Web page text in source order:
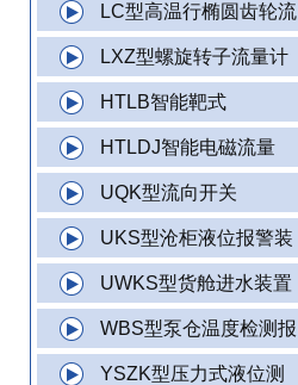
LC型高温行椭圆齿轮流
LXZ型螺旋转子流量计
HTLB智能靶式
HTLDJ智能电磁流量
UQK型流向开关
UKS型沧柜液位报警装
UWKS型货舱进水装置
WBS型泵仓温度检测报
YSZK型压力式液位测